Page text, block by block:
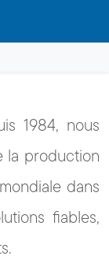
1984, nous
la production
dans
fiables,